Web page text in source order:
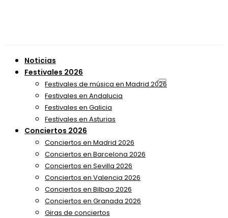
Noticias
Festivales 2026
Festivales de música en Madrid 2026
Festivales en Andalucia
Festivales en Galicia
Festivales en Asturias
Conciertos 2026
Conciertos en Madrid 2026
Conciertos en Barcelona 2026
Conciertos en Sevilla 2026
Conciertos en Valencia 2026
Conciertos en Bilbao 2026
Conciertos en Granada 2026
Giras de conciertos